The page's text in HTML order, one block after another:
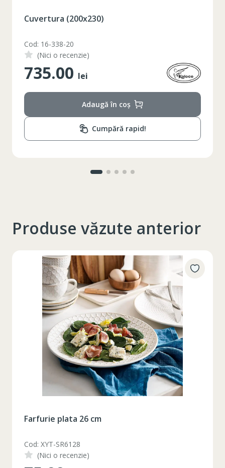
XS S
2XL
Marime
Circumferinta pieptului 86-96
Circumferinta taliei 74-78
Cuvertura (200x230)
Cod: 16-338-20
(Nici o recenzie)
735.00 lei
Adaugă în coș
Cumpără rapid!
Produse văzute anterior
Farfurie plata 26 cm
Cod: XYT-SR6128
(Nici o recenzie)